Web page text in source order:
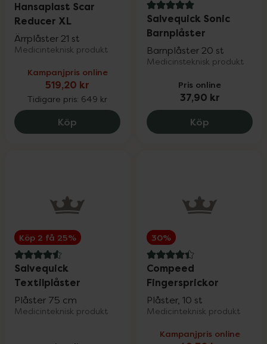
Hansaplast Scar
Reducer XL
Ärrplåster 21 st
Medicinteknisk produkt
Kampanjpris online
519,20 kr
Tidigare pris: 649 kr
Köp Hansaplast Scar Reducer XL, 519.2 kr.
5 av 5 i omdöme
Salvequick Sonic
Barnplåster
Barnplåster 20 st
Medicinsteknisk produkt
Pris online
37,90 kr
Köp
Köp 2 få 25%
4.6 av 5 i omdöme
Salvequick
Textilplåster
Plåster 75 cm
Medicinteknisk produkt
30%
4.4 av 5 i omdöme
Compeed
Fingersprickor
Plåster, 10 st
Medicinteknisk produkt
Kampanjpris online